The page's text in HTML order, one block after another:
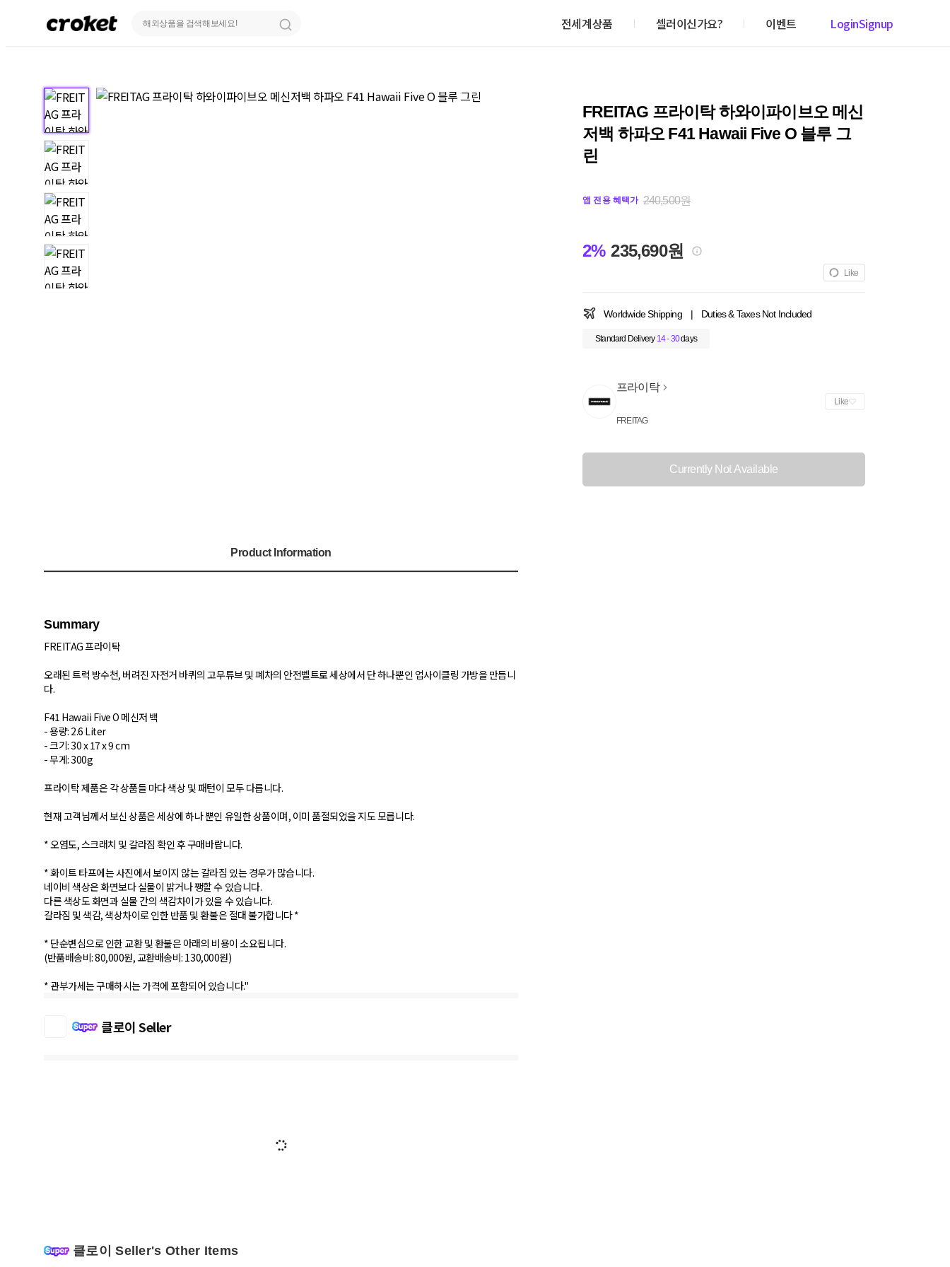
전세계상품 셀러이신가요? 이벤트 LoginSignup
FREITAG 프라이탁 하와이파이브오 메신
저백 하파오 F41 Hawaii Five O 블루 그
린
앱 전용 혜택가 240,500원
2% 235,690원
Like
Worldwide Shipping | Duties & Taxes Not Included
Standard Delivery 14 - 30days
프라이탁
FREITAG
Like
Currently Not Available
Product Information
Summary
FREITAG 프라이탁
오래된 트럭 방수천, 버려진 자전거 바퀴의 고무튜브 및 폐차의 안전벨트로 세상에서 단 하나뿐인 업사이클링 가방을 만듭니
다.
F41 Hawaii Five O 메신저 백
- 용량: 2.6 Liter
- 크기: 30 x 17 x 9 cm
- 무게: 300g
프라이탁 제품은 각 상품들 마다 색상 및 패턴이 모두 다릅니다.
현재 고객님께서 보신 상품은 세상에 하나 뿐인 유일한 상품이며, 이미 품절되었을 지도 모릅니다.
* 오염도, 스크래치 및 갈라짐 확인 후 구매바랍니다.
* 화이트 타프에는 사진에서 보이지 않는 갈라짐 있는 경우가 많습니다.
네이비 색상은 화면보다 실물이 밝거나 쨍할 수 있습니다.
다른 색상도 화면과 실물 간의 색감차이가 있을 수 있습니다.
갈라짐 및 색감, 색상차이로 인한 반품 및 환불은 절대 불가합니다 *
* 단순변심으로 인한 교환 및 환불은 아래의 비용이 소요됩니다.
(반품배송비: 80,000원, 교환배송비: 130,000원)
클로이 Seller
클로이 Seller's Other Items